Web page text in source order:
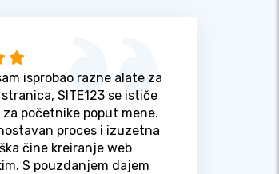
isprobao razne alate za
SITE123 se ističe
početnike poput mene.
proces i izuzetna
čine kreiranje web
S pouzdanjem dajem